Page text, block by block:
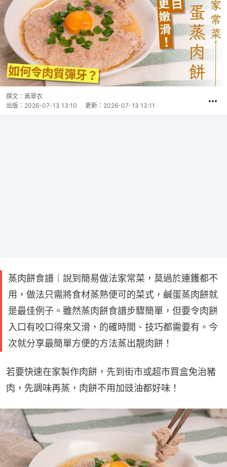
撰文： 黃翠衣
出版： 2026-07-13 13:10 更新： 2026-07-13 13:11
蒸肉餅食譜｜說到簡易做法家常菜，莫過於連鑊都不
用，做法只需將食材蒸熟便可的菜式，鹹蛋蒸肉餅就
是最佳例子。雖然蒸肉餅食譜步驟簡單，但要令肉餅
入口有咬口得來又滑，的確時間、技巧都需要有。今
次就分享最簡單方便的方法蒸出靚肉餅！
若要快速在家製作肉餅，先到街市或超市買盒免治豬
肉，先調味再蒸，肉餅不用加豉油都好味！